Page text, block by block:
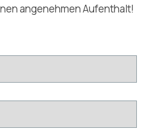
angenehmen Aufenthalt!